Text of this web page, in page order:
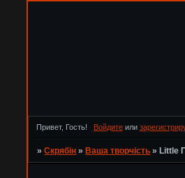
Привет, Гость! Войдитеили
»Скрябін »Ваша творчість »Little